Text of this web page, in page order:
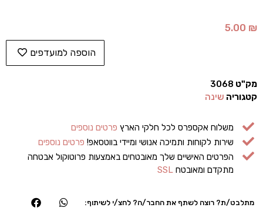
5.00 ₪
הוספה למועדפים
מק"ט 3068
קטגוריה שינה
משלוח אקספרס לכל חלקי הארץ פרטים נוספים
שירות לקוחות ותמיכה אנושי ומיידי בווטסאפ! פרטים נוספים
הפרטים האישיים שלך מאובטחים באמצעות פרוטוקול אבטחה
מתקדם ומאובטחSSL
מתלבט/ת? רוצה לשתף את החבר/ה? לחצ/י לשיתוף: